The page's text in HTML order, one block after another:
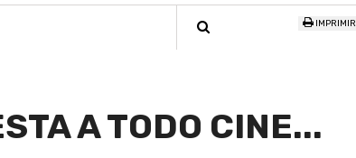
IMPRIMIR
A TODO CINE...